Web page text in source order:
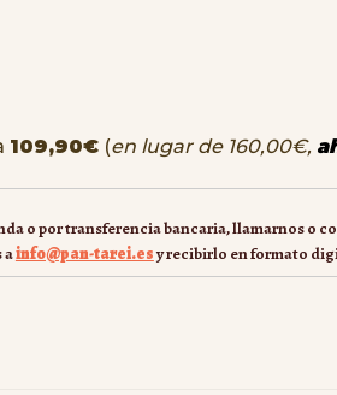
109,90€(en lugar de 160,00€,
o por transferencia bancaria, llamarnos o
ainfo@pan-tarei.esy recibirlo en formato